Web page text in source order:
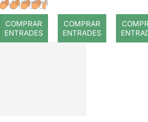
Gray
COMPRAR
ENTRADES
aniversa
rio
COMPRAR
ENTRADES